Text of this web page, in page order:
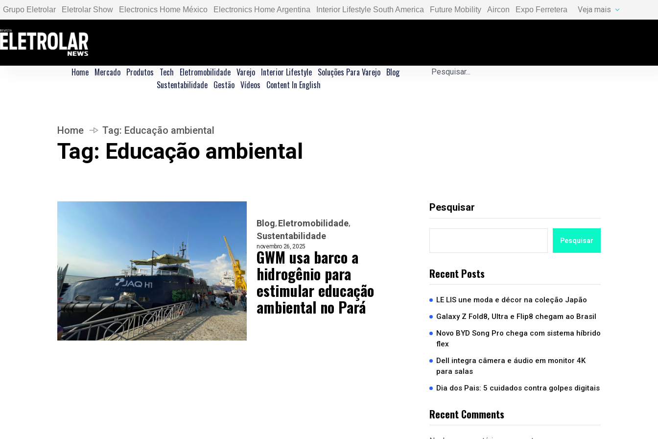
Grupo Eletrolar Eletrolar Show Electronics Home México Electronics Home Argentina Interior Lifestyle South America Future Mobility Aircon Expo Ferretera Veja mais
Home Mercado Produtos Tech Eletromobilidade Varejo Interior Lifestyle Soluções Para Varejo Blog
Sustentabilidade Gestão Vídeos Content In English
Home Tag: Educação ambiental
Tag: Educação ambiental
Blog Eletromobilidade
Sustentabilidade
novembro 26, 2025
GWM usa barco a
hidrogênio para
estimular educação
ambiental no Pará
Pesquisar
Pesquisar
Recent Posts
LE LIS une moda e décor na coleção Japão
Galaxy Z Fold8, Ultra e Flip8 chegam ao Brasil
Novo BYD Song Pro chega com sistema híbrido
flex
Dell integra câmera e áudio em monitor 4K
para salas
Dia dos Pais: 5 cuidados contra golpes digitais
Recent Comments